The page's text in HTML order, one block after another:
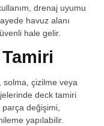
drenaj uyumu
havuz alanı
hale gelir.
solma, çizilme veya
deck tamiri
değişimi,
yapılabilir.